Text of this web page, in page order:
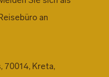
an
70014, Kreta,